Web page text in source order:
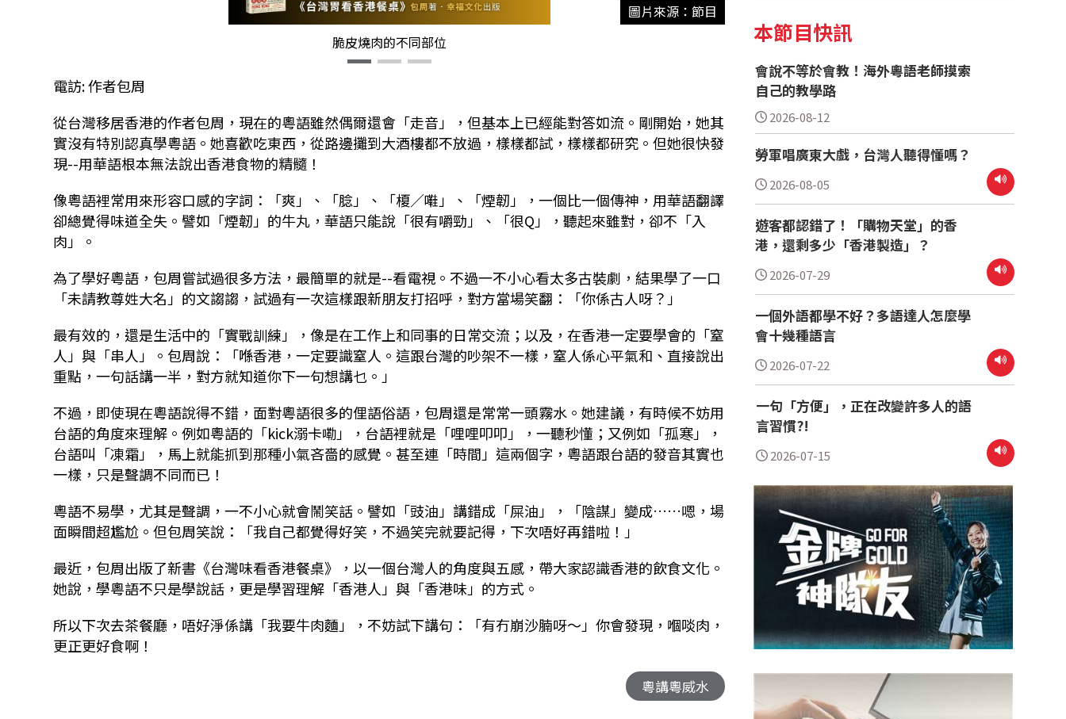
圖片來源：節目
脆皮燒肉的不同部位
電訪: 作者包周
從台灣移居香港的作者包周，現在的粵語雖然偶爾還會「走音」，但基本上已經能對答如流。剛開始，她其
實沒有特別認真學粵語。她喜歡吃東西，從路邊攤到大酒樓都不放過，樣樣都試，樣樣都研究。但她很快發
現--用華語根本無法說出香港食物的精髓！
像粵語裡常用來形容口感的字詞：「爽」、「腍」、「榎／嚡」、「煙韌」，一個比一個傳神，用華語翻譯
卻總覺得味道全失。譬如「煙韌」的牛丸，華語只能說「很有嚼勁」、「很Q」，聽起來雖對，卻不「入
肉」。
為了學好粵語，包周嘗試過很多方法，最簡單的就是--看電視。不過一不小心看太多古裝劇，結果學了一口
「未請教尊姓大名」的文謅謅，試過有一次這樣跟新朋友打招呼，對方當場笑翻：「你係古人呀？」
最有效的，還是生活中的「實戰訓練」，像是在工作上和同事的日常交流；以及，在香港一定要學會的「窒
人」與「串人」。包周說：「喺香港，一定要識窒人。這跟台灣的吵架不一樣，窒人係心平氣和、直接說出
重點，一句話講一半，對方就知道你下一句想講乜。」
不過，即使現在粵語說得不錯，面對粵語很多的俚語俗語，包周還是常常一頭霧水。她建議，有時候不妨用
台語的角度來理解。例如粵語的「kick溺卡嘞」，台語裡就是「哩哩叩叩」，一聽秒懂；又例如「孤寒」，
台語叫「凍霜」，馬上就能抓到那種小氣吝嗇的感覺。甚至連「時間」這兩個字，粵語跟台語的發音其實也
一樣，只是聲調不同而已！
粵語不易學，尤其是聲調，一不小心就會鬧笑話。譬如「豉油」講錯成「屎油」，「陰謀」變成……嗯，場
面瞬間超尷尬。但包周笑說：「我自己都覺得好笑，不過笑完就要記得，下次唔好再錯啦！」
最近，包周出版了新書《台灣味看香港餐桌》，以一個台灣人的角度與五感，帶大家認識香港的飲食文化。
她說，學粵語不只是學說話，更是學習理解「香港人」與「香港味」的方式。
所以下次去茶餐廳，唔好淨係講「我要牛肉麵」，不妨試下講句：「有冇崩沙腩呀～」你會發現，嗰啖肉，
更正更好食啊！
粵講粵威水
本節目快訊
會說不等於會教！海外粵語老師摸索
自己的教學路
2026-08-12
勞軍唱廣東大戲，台灣人聽得懂嗎？
2026-08-05
遊客都認錯了！「購物天堂」的香
港，還剩多少「香港製造」？
2026-07-29
一個外語都學不好？多語達人怎麼學
會十幾種語言
2026-07-22
一句「方便」，正在改變許多人的語
言習慣?!
2026-07-15